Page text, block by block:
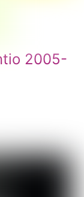
2005-